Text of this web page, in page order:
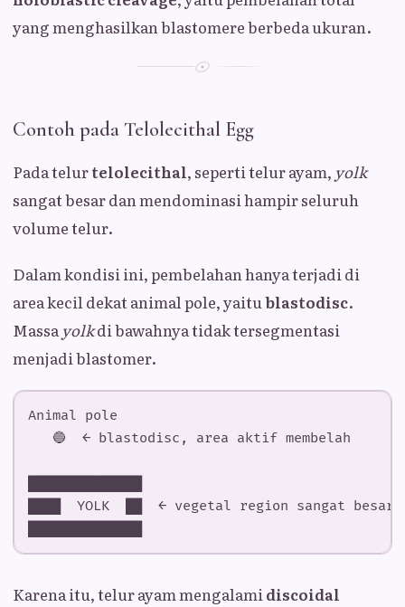
yang menghasilkan blastomere berbeda ukuran.
Contoh pada Telolecithal Egg
Pada telurtelolecithal, seperti telur ayam, yolk
sangat besar dan mendominasi hampir seluruh
volume telur.
Dalam kondisi ini, pembelahan hanya terjadi di
area kecil dekat animal pole, yaitu blastodisc.
Massa yolkdi bawahnya tidak tersegmentasi
menjadi blastomer.
Karena itu, telur ayam mengalamidiscoidal